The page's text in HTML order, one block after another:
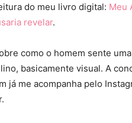
do meu livro digital: Meu
revelar.
como o homem sente
basicamente visual. A
já me acompanha pelo